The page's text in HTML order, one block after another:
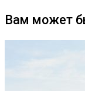
Вам может